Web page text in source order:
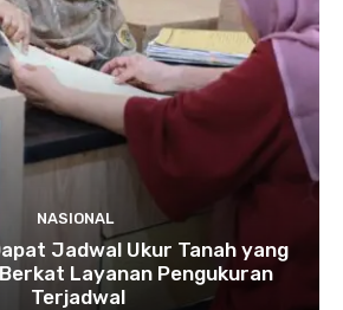
NASIONAL
Jadwal Ukur Tanah yang
Layanan Pengukuran
Terjadwal